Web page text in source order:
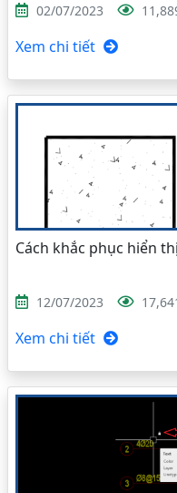
02/07/2023
Xem chi tiết
Cách khắc phục hiển
12/07/2023
Xem chi tiết